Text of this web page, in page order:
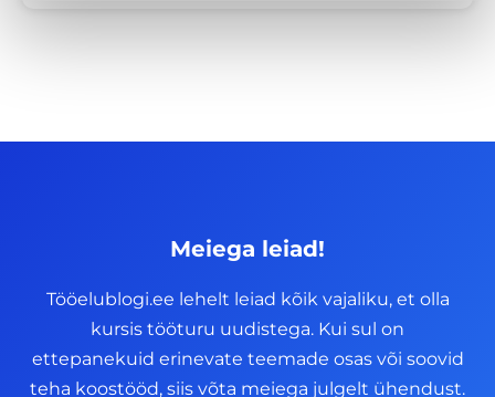
Meiega leiad!
Tööelublogi.ee lehelt leiad kõik vajaliku, et olla
kursis tööturu uudistega. Kui sul on
ettepanekuid erinevate teemade osas või soovid
teha koostööd, siis võta meiega julgelt ühendust.